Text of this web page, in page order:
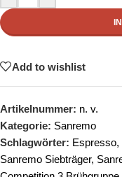
Add to wishlist
Artikelnummer: n. v.
Kategorie: Sanremo
Schlagwörter: Espresso,
Sanremo Siebträger,